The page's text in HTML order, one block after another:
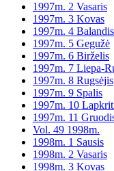
1997m. 2 Vasaris
1997m. 3 Kovas
1997m. 4 Balandis
1997m. 5 Gegužė
1997m. 6 Birželis
1997m. 7 Liepa-
1997m. 8 Rugsėjis
1997m. 9 Spalis
1997m. 10
1997m. 11
Vol. 49 1998m.
1998m. 1 Sausis
1998m. 2 Vasaris
1998m. 3 Kovas